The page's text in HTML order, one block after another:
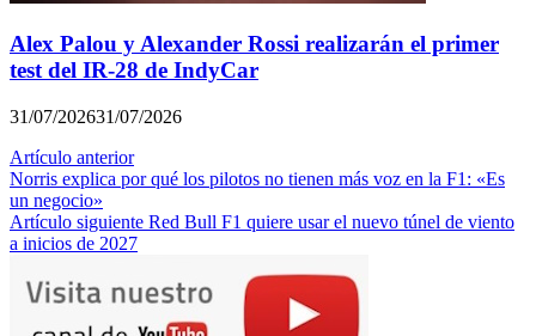
Alex Palou y Alexander Rossi realizarán el primer
test del IR-28 de IndyCar
31/07/202631/07/2026
Navegación
de
entradas
Artículo anterior
Norris explica por qué los pilotos no tienen más voz en la F1: «Es
un negocio»
Artículo siguiente Red Bull F1 quiere usar el nuevo túnel de viento
a inicios de 2027